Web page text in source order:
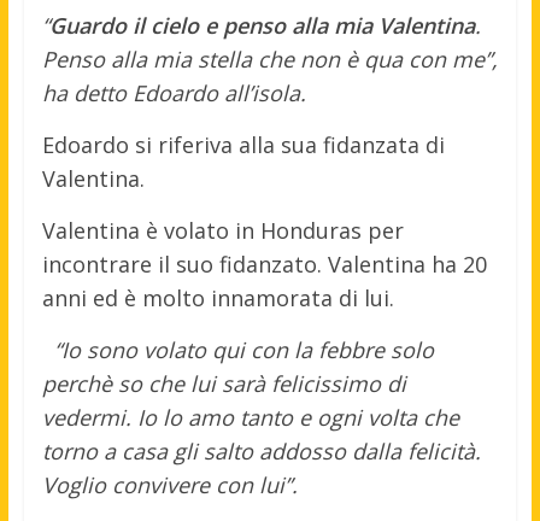
“Guardo il cielo e penso alla mia Valentina.
Penso alla mia stella che non è qua con me”,
ha detto Edoardo all’isola.
Edoardo si riferiva alla sua fidanzata di
Valentina.
Valentina è volato in Honduras per
incontrare il suo fidanzato. Valentina ha 20
anni ed è molto innamorata di lui.
“Io sono volato qui con la febbre solo
perchè so che lui sarà felicissimo di
vedermi. Io lo amo tanto e ogni volta che
torno a casa gli salto addosso dalla felicità.
Voglio convivere con lui”.